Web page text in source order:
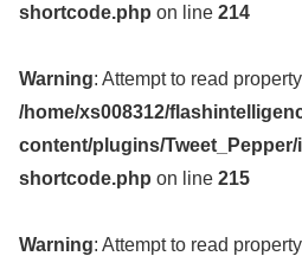
shortcode.php on line 214
Warning: Attempt to read
/home/xs008312/
content/plugins/
shortcode.php on line 215
Warning: Attempt to read